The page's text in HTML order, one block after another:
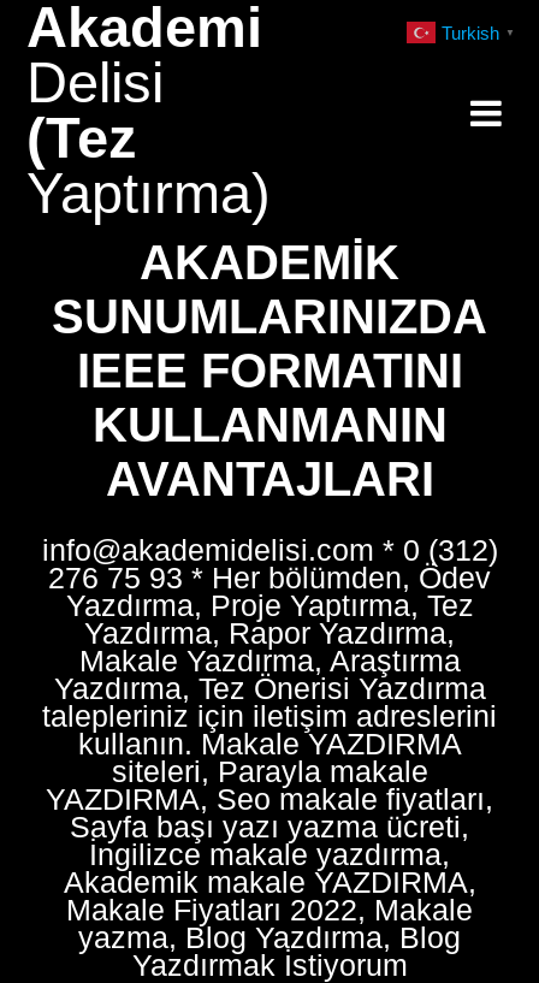
Akademi
Delisi
(Tez
Yaptırma)
AKADEMIK
SUNUMLARINIZDA
IEEE FORMATINI
KULLANMANIN
AVANTAJLARI
info@akademidelisi.com * 0 (312)
276 75 93 * Her bölümden, Ödev
Yazdırma, Proje Yaptırma, Tez
Yazdırma, Rapor Yazdırma,
Makale Yazdırma, Araştırma
Yazdırma, Tez Önerisi Yazdırma
talepleriniz için iletişim adreslerini
kullanın. Makale YAZDIRMA
siteleri, Parayla makale
YAZDIRMA, Seo makale fiyatları,
Sayfa başı yazı yazma ücreti,
İngilizce makale yazdırma,
Akademik makale YAZDIRMA,
Makale Fiyatları 2022, Makale
yazma, Blog Yazdırma, Blog
Yazdırmak İstiyorum
Turkish ▼